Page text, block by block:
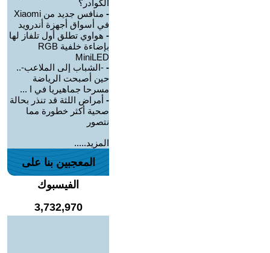
الكوادر؟
-
منافس جديد من Xiaomi
في أسواق أجهزة أندرويد
- هواوي تطلق أول تلفاز لها
بإضاءة خلفية RGB
MiniLED
- -الشباب إلى الملاعب-..
حين أصبحت الرياضة
مسرحا جماهيريا في ا ...
- أمراض اللثة قد تنذر بحالة
صحية أكثر خطورة مما
نتصور
المزيد.....
المعجبين بنا على
الفيسبوك
3,732,970